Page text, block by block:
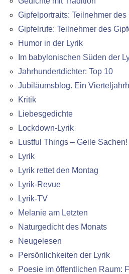
Gipfelportraits: Teilnehmer
Gipfelrufe: Teilnehmer des
Humor in der Lyrik
Im babylonischen Süden der
Jahrhundertdichter: Top 10
Jubiläumsblog. Ein
Kritik
Liebesgedichte
Lockdown-Lyrik
Lustful Things – Geile Sachen!
Lyrik
Lyrik rettet den Montag
Lyrik-Revue
Lyrik-TV
Melanie am Letzten
Naturgedicht des Monats
Neugelesen
Persönlichkeiten der Lyrik
Poesie im öffentlichen Raum: